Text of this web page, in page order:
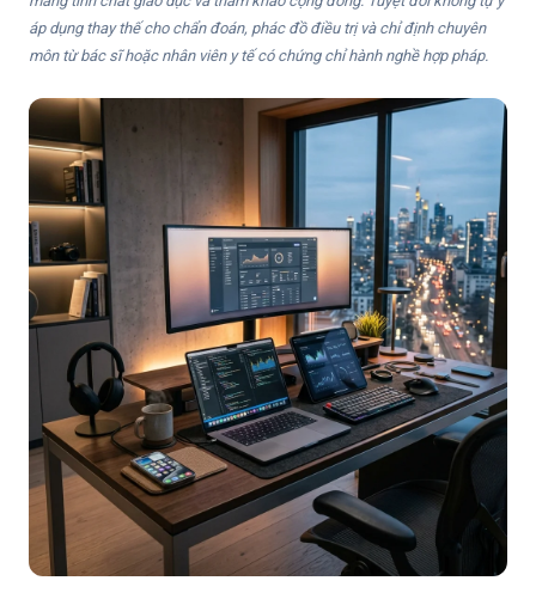
áp dụng thay thế cho chẩn đoán, phác đồ điều trị và chỉ định chuyên
môn từ bác sĩ hoặc nhân viên y tế có chứng chỉ hành nghề hợp pháp.